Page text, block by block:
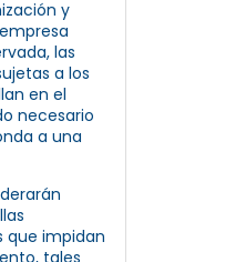
y
las
a los
en el
necesario
a una
que impidan
tales